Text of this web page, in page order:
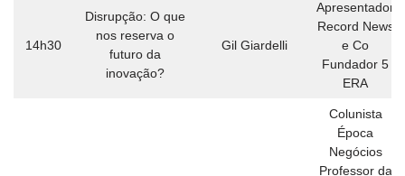
14h30
Disrupção: O que
nos reserva o
futuro da
inovação?
Gil Giardelli
Apresentador
Record News
e Co
Fundador 5
ERA
Colunista
Época
Negócios
Professor da